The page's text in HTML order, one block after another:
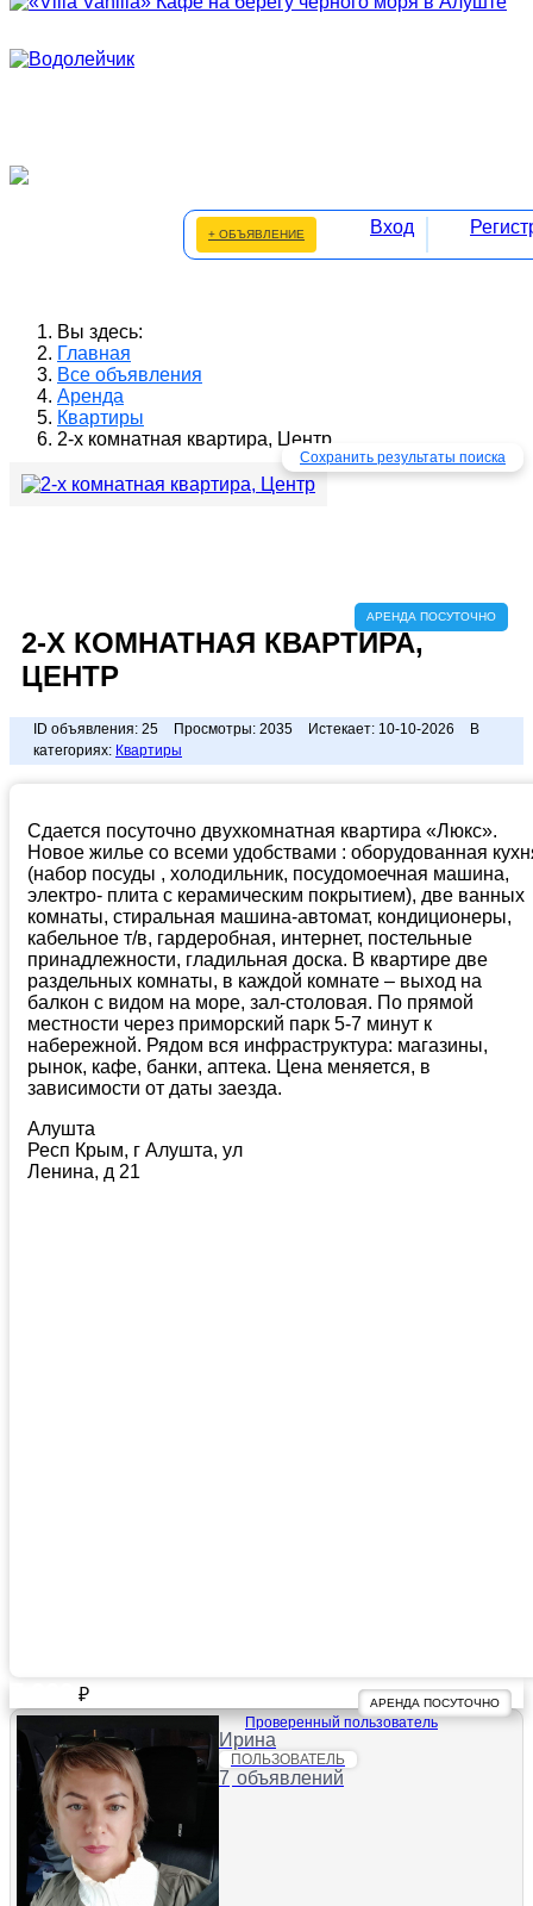
+ ОБЪЯВЛЕНИЕ Вход
Вы здесь:
Главная
Все объявления
Аренда
Квартиры
2-х комнатная квартира, Центр
Сохранить результаты поиска
2-Х КОМНАТНАЯ КВАРТИРА,
ЦЕНТР
АРЕНДА ПОСУТОЧНО
ID объявления: 25 Просмотры: 2035 Истекает: 10-10-2026
В
категориях: Квартиры
Сдается посуточно двухкомнатная квартира «Люкс».
Новое жилье со всеми удобствами : оборудованная
(набор посуды , холодильник, посудомоечная машина,
электро- плита с керамическим покрытием), две ванных
комнаты, стиральная машина-автомат, кондиционеры,
кабельное т/в, гардеробная, интернет, постельные
принадлежности, гладильная доска. В квартире две
раздельных комнаты, в каждой комнате – выход на
балкон с видом на море, зал-столовая. По прямой
местности через приморский парк 5-7 минут к
набережной. Рядом вся инфраструктура: магазины,
рынок, кафе, банки, аптека. Цена меняется, в
зависимости от даты заезда.
Алушта
Респ Крым, г Алушта, ул
Ленина, д 21
₽ АРЕНДА ПОСУТОЧНО
Проверенный пользователь
Ирина
ПОЛЬЗОВАТЕЛЬ
7 объявлений